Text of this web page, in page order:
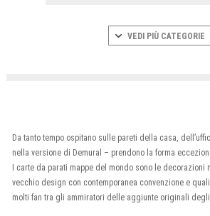
VEDI PIÙ CATEGORIE
Da tanto tempo ospitano sulle pareti della casa,
nella versione di Demural – prendono la forma
I carte da parati mappe del mondo sono le decorazioni
vecchio design con contemporanea convenzione e
molti fan tra gli ammiratori delle aggiunte originali